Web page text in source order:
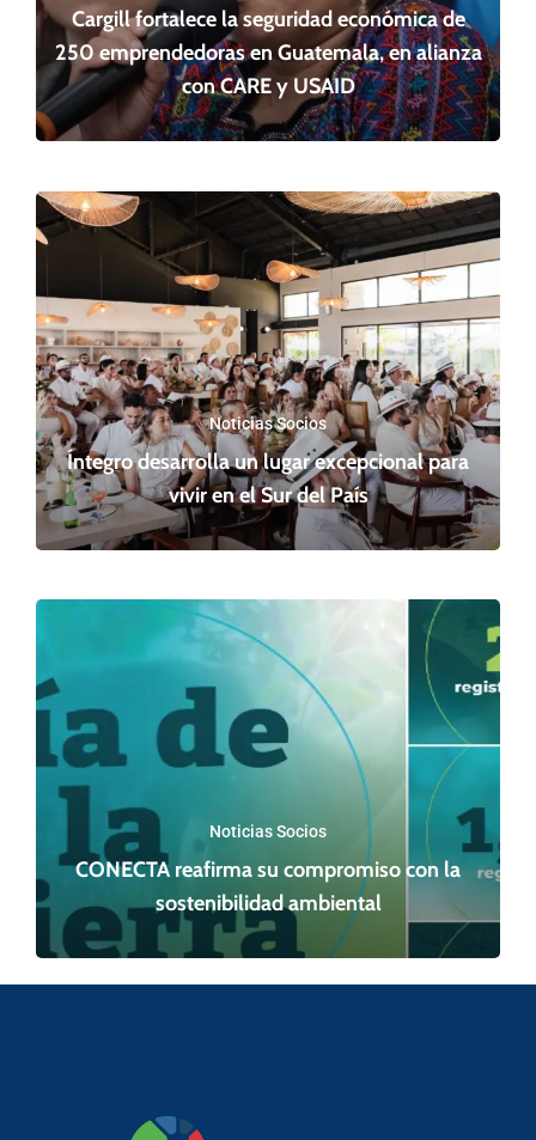
Cargill fortalece la seguridad económica de
250 emprendedoras en Guatemala, en alianza
con CARE y USAID
Noticias Socios
Íntegro desarrolla un lugar excepcional para
vivir en el Sur del País
Noticias Socios
CONECTA reafirma su compromiso con la
sostenibilidad ambiental